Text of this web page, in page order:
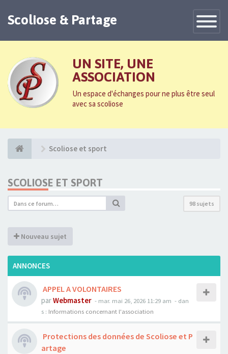
Toggle
Scoliose & Partage
UN SITE, UNE
ASSOCIATION
Un espace d'échanges pour ne plus être seul
avec sa scoliose
Scoliose et sport
SCOLIOSE ET SPORT
98 sujets
Nouveau sujet
ANNONCES
APPEL A VOLONTAIRES
parWebmaster - mar. mai 26, 2026 11:29 am - dan
s : Informations concernant l'association
Protections des données de Scoliose et P
artage